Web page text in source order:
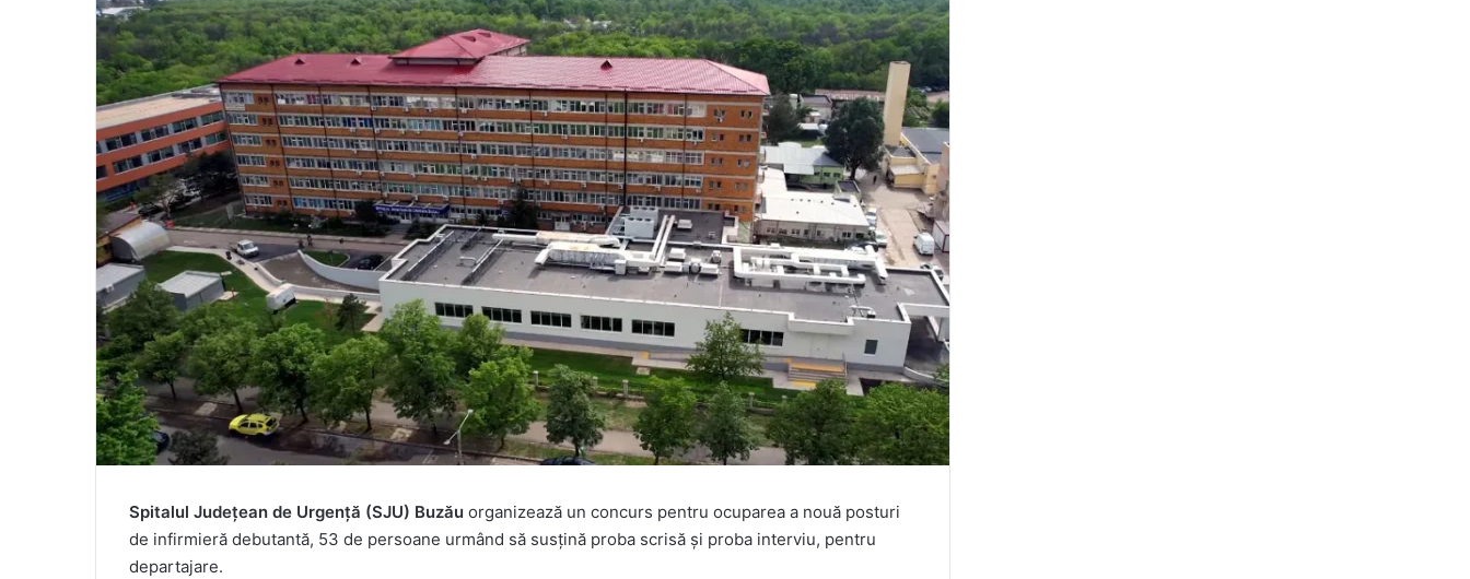
Spitalul Judeţean de Urgenţă (SJU) Buzău organizează un concurs pentru ocuparea a nouă posturi
de infirmieră debutantă, 53 de persoane urmând să susţină proba scrisă şi proba interviu, pentru
departajare.